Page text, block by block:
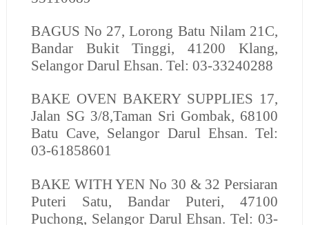
BAGUS No 27, Lorong Batu Nilam 21C,
Bandar Bukit Tinggi, 41200 Klang,
Selangor Darul Ehsan. Tel: 03-33240288
BAKE OVEN BAKERY SUPPLIES 17,
Jalan SG 3/8,Taman Sri Gombak, 68100
Batu Cave, Selangor Darul Ehsan. Tel:
03-61858601
BAKE WITH YEN No 30 & 32 Persiaran
Puteri Satu, Bandar Puteri, 47100
Puchong, Selangor Darul Ehsan. Tel: 03-